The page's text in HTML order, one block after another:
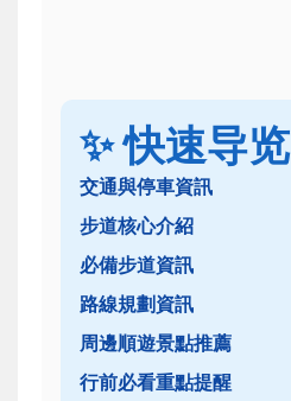
✨ 快速导览
交通與停車資訊
步道核心介紹
必備步道資訊
路線規劃資訊
周邊順遊景點推薦
行前必看重點提醒